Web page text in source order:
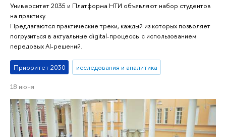
Университет 2035 и Платформа НТИ объявляют набор студентов
на практику.
Предлагаются практические треки, каждый из которых позволяет
погрузиться в актуальные digital-процессы с использованием
передовых AI-решений.
Приоритет 2030 исследования и аналитика
18 июня